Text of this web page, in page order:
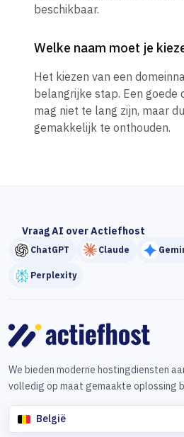
beschikbaar.
Welke naam moet je
Het kiezen van een
belangrijke stap. Een goede
mag niet te lang zijn, maar
gemakkelijk te onthouden.
Vraag AI over Actiefhost
ChatGPT Claude
Perplexity
We bieden moderne hostingdiensten
volledig op maat gemaakte oplossing
België